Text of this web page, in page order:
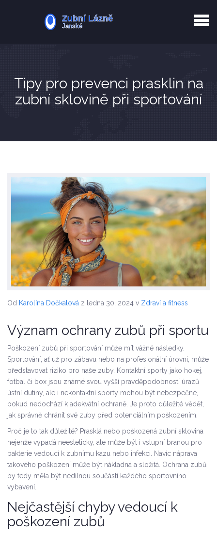
Zotavení po extrakci
Tipy pro prevenci prasklin na
zubní sklovině při sportování
Od Karolína Dočkalová z ledna 30, 2024 v Zdraví a fitness
Význam ochrany zubů při sportu
Poškození zubů při sportování může mít vážné následky.
Sportování, ať už pro zábavu nebo na profesionální úrovni, může
představovat riziko pro naše zuby. Kontaktní sporty jako hokej,
fotbal či box jsou známé svou vyšší pravděpodobností úrazů
ústní dutiny, ale i nekontaktní sporty mohou být nebezpečné,
pokud nedochází k adekvátní ochraně. Je proto důležité vědět,
jak správně chránit své zuby před potenciálním poškozením.
Proč je to tak důležité? Prasklá nebo poškozená zubní sklovina
nejenže vypadá neesteticky, ale může být i vstupní branou pro
bakterie vedoucí k zubnímu kazu nebo infekci. Navíc náprava
takového poškození může být nákladná a složitá. Ochrana zubů
by tedy měla být nedílnou součástí každého sportovního
vybavení.
Nejčastější chyby vedoucí k
poškození zubů